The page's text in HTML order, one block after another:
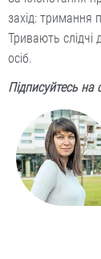
захід: тримання
Тривають слідчі
осіб.
Підписуйтесь на